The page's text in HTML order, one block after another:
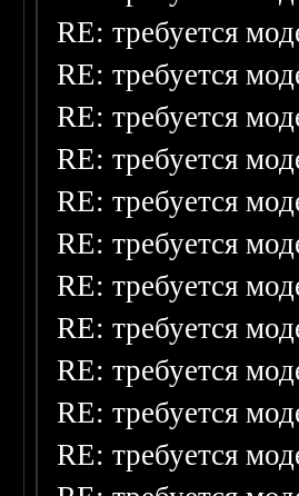
RE: требуется
RE: требуется
RE: требуется
RE: требуется
RE: требуется
RE: требуется
RE: требуется
RE: требуется
RE: требуется
RE: требуется
RE: требуется